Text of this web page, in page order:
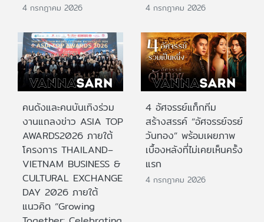
4 กรกฎาคม 2026 4 กรกฎาคม 2026
คนดังและคนบันเทิงร่วม
งานแถลงข่าว ASIA TOP
AWARDS2026 ภายใต้
โครงการ THAILAND–
VIETNAM BUSINESS &
CULTURAL EXCHANGE
DAY 2026 ภายใต้
แนวคิด “Growing
4 อัศจรรย์แท็กทีม
สร้างสรรค์ “อัศจรรย์จรย์
วันทอง” พร้อมเผยภาพ
เบื้องหลังที่ไม่เคยเห็นครั้ง
แรก
4 กรกฎาคม 2026